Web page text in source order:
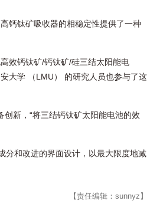
钙钛矿吸收器的相稳定性提供了一种
效钙钛矿/钙钛矿/硅三结太阳能电
大学 （LMU） 的研究人员也参与了这
新，“将三结钙钛矿太阳能电池的效
分和改进的界面设计，以最大限度地减
【责任编辑：sunnyz】